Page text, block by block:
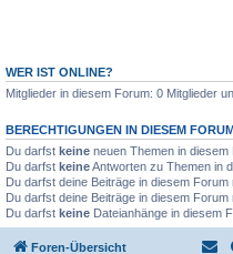
WER IST ONLINE?
Mitglieder in diesem Forum: 0 Mitglieder
BERECHTIGUNGEN IN DIESEM
Du darfst keine neuen Themen in diesem
Du darfst keineAntworten zu Themen in
Du darfst deine Beiträge in diesem Forum
Du darfst deine Beiträge in diesem Forum
Du darfst keine Dateianhänge in diesem
Foren-Übersicht